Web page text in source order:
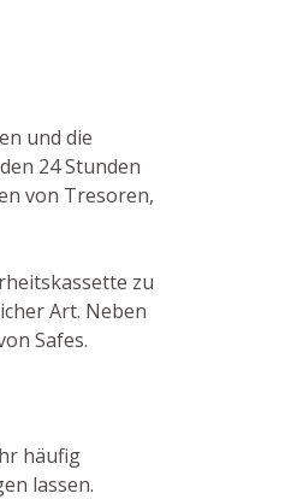
und die
24 Stunden
von Tresoren,
zu
Art. Neben
Safes.
häufig
lassen.